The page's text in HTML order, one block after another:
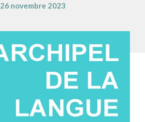
26 novembre 2023